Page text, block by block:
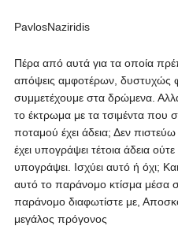
PavlosNaziridis
Πέρα από αυτά για τα οποία
απόψεις αμφοτέρων, δυστυχώς
συμμετέχουμε στα δρώμενα.
το έκτρωμα με τα τσιμέντα που
ποταμού έχει άδεια; Δεν
έχει υπογράψει τέτοια άδεια
υπογράψει. Ισχύει αυτό ή όχι;
αυτό το παράνομο κτίσμα μέσα
παράνομο διαφωτίστε με,
μεγάλος πρόγονος